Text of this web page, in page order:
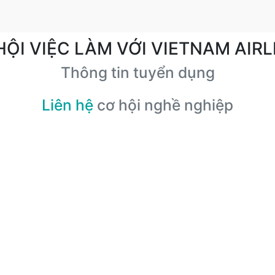
VIỆC LÀM VỚI VIETNAM
Thông tin tuyển dụng
Liên hệ cơ hội nghề nghiệp